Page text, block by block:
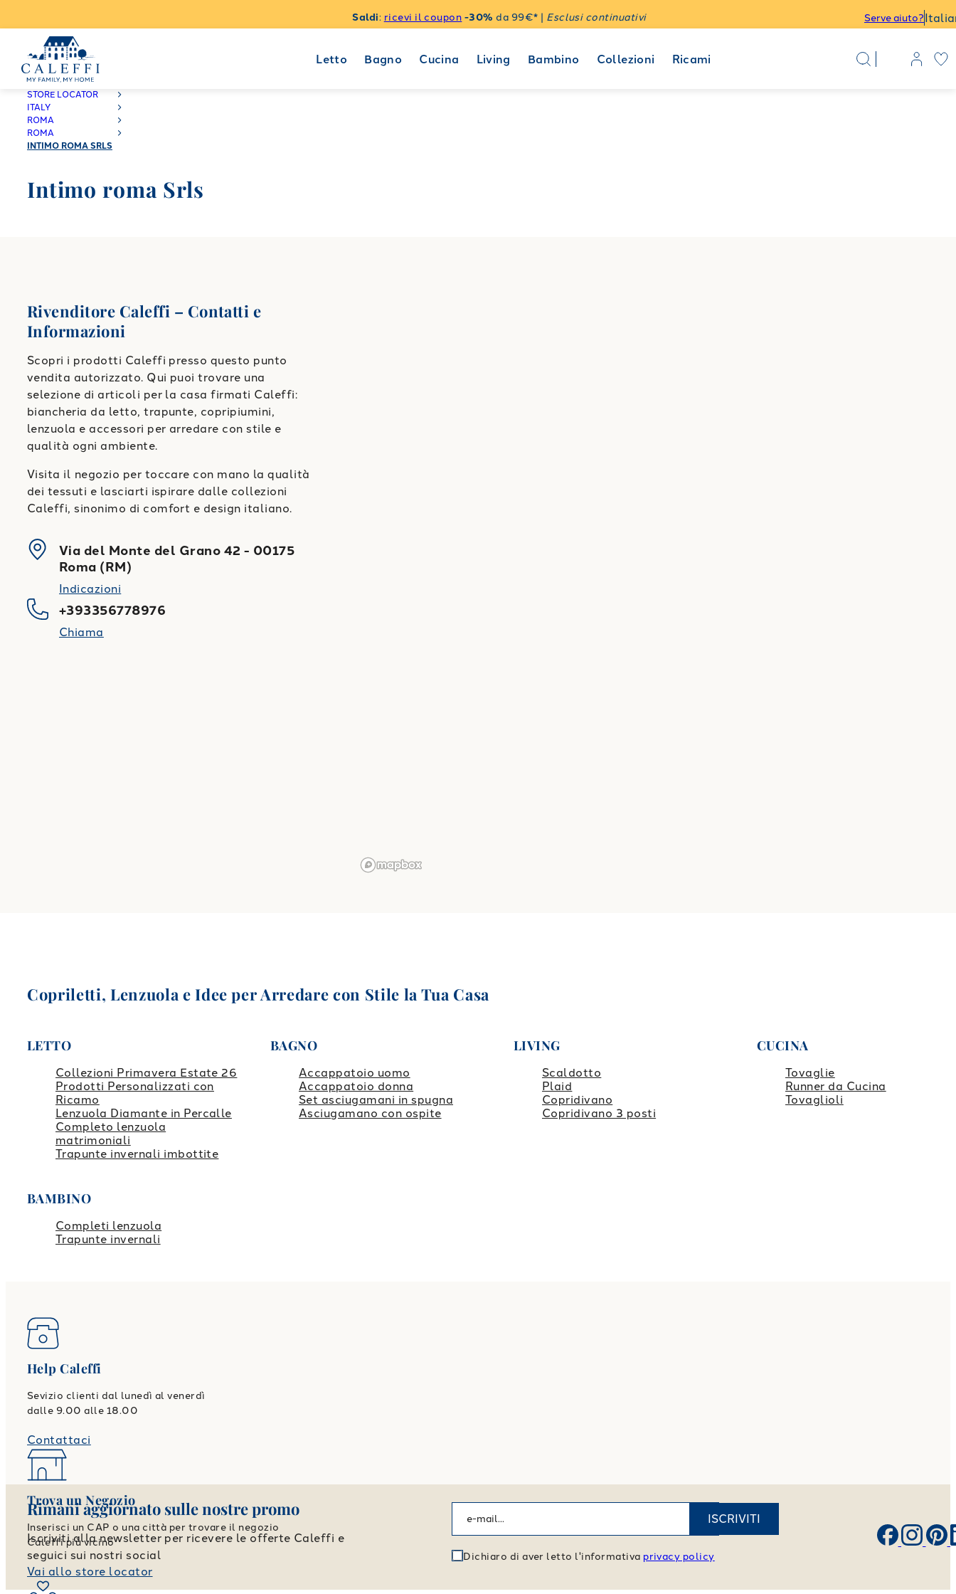
Saldi: ricevi il coupon -30% da 99€* | Esclusi continuativi Serve aiuto?
Letto Bagno Cucina Living Bambino Collezioni Ricami
CALEFFI
STORE LOCATOR
ITALY
ROMA
ROMA
INTIMO ROMA SRLS
Intimo roma Srls
Rivenditore Caleffi – Contatti e
Informazioni
Scopri i prodotti Caleffi presso questo punto
vendita autorizzato. Qui puoi trovare una
selezione di articoli per la casa firmati Caleffi:
biancheria da letto, trapunte, copripiumini,
lenzuola e accessori per arredare con stile e
qualità ogni ambiente.
Visita il negozio per toccare con mano la qualità
dei tessuti e lasciarti ispirare dalle collezioni
Caleffi, sinonimo di comfort e design italiano.
Via del Monte del Grano 42 - 00175
Roma (RM)
Indicazioni
+393356778976
Chiama
Copriletti, Lenzuola e Idee per Arredare con Stile la Tua Casa
LETTO
Collezioni Primavera Estate 26
Prodotti Personalizzati con
Ricamo
Lenzuola Diamante in Percalle
Completo lenzuola
matrimoniali
Trapunte invernali imbottite
BAGNO
Accappatoio uomo
Accappatoio donna
Set asciugamani in spugna
Asciugamano con ospite
LIVING
Scaldotto
Plaid
Copridivano
Copridivano 3 posti
CUCINA
Tovaglie
Runner da Cucina
Tovaglioli
BAMBINO
Completi lenzuola
Trapunte invernali
Help Caleffi
Sevizio clienti dal lunedì al venerdì
dalle 9.00 alle 18.00
Contattaci
Trova un Negozio
Inserisci un CAP o una città per trovare il negozio
Caleffi più vicino
Vai allo store locator
Rimani aggiornato sulle nostre promo
Iscriviti alla newsletter per ricevere le offerte Caleffi e
seguici sui nostri social
ISCRIVITI
Dichiaro di aver letto l'informativa privacy policy